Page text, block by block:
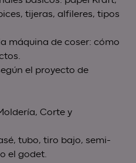
tijeras, alfileres, tipos
máquina de coser: cómo
el proyecto de
Corte y
tubo, tiro bajo, semi-
el godet.